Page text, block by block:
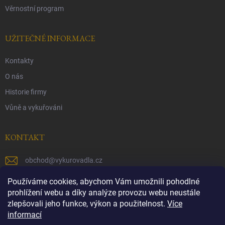
Používáme cookies, abychom Vám umožnili pohodlné
prohlížení webu a díky analýze provozu webu neustále
zlepšovali jeho funkce, výkon a použitelnost. Více
informací
Věrnostní program
UŽITEČNÉ INFORMACE
Kontakty
O nás
Historie firmy
Vůně a vykuřováni
KONTAKT
obchod@vykurovadla.cz
+420 603 149 699
https://www.facebook.com/vykurovadla.cz/
https://www.instagram.com/vykurovadla.cz/